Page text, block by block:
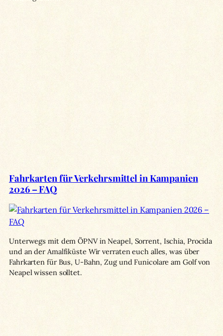
Fahrkarten für Verkehrsmittel in Kampanien
2026 – FAQ
Unterwegs mit dem ÖPNV in Neapel, Sorrent, Ischia, Procida
und an der Amalfiküste Wir verraten euch alles, was über
Fahrkarten für Bus, U-Bahn, Zug und Funicolare am Golf von
Neapel wissen solltet.